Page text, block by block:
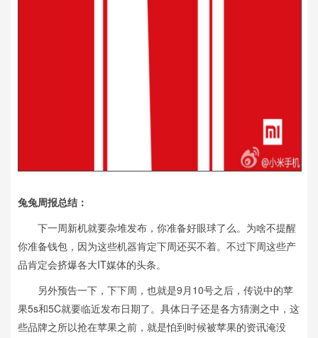
兔兔周报总结：
下一周新机就要杂堆发布，你准备好眼球了么。为啥不提醒
你准备钱包，因为这些机器肯定下周还买不着。不过下周这些产
品肯定会挤爆各大IT媒体的头条。
另外预告一下，下下周，也就是9月10号之后，传说中的苹
果5s和5C就要临近发布日期了。具体日子还是各方猜测之中，这
些品牌之所以抢在苹果之前，就是怕到时候被苹果的资讯淹没